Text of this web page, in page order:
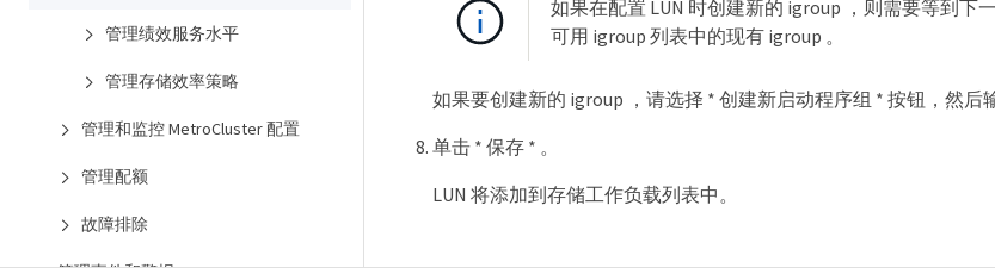
管理绩效服务水平
管理存储效率策略
管理和监控 MetroCluster 配置
管理配额
故障排除
如果在配置 LUN 时创建新的 igroup ，则需要等到下
可用 igroup 列表中的现有 igroup 。
如果要创建新的 igroup ，请选择 * 创建新启动程序组 * 按钮，然后
单击 * 保存 * 。
LUN 将添加到存储工作负载列表中。